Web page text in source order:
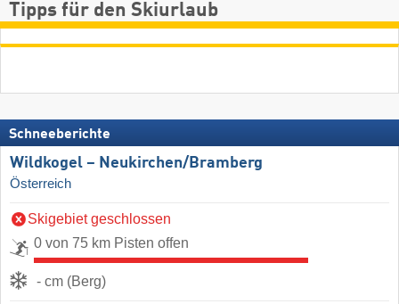
Tipps für den Skiurlaub
Schneeberichte
Wildkogel – Neukirchen/​Bramberg
Österreich
Skigebiet geschlossen
0 von 75 km Pisten offen
- cm (Berg)